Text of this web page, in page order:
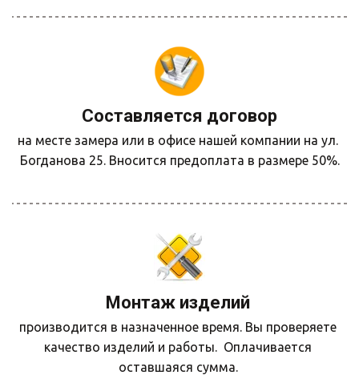
Составляется договор
на месте замера или в офисе нашей компании на ул.
Богданова 25. Вносится предоплата в размере 50%.
Монтаж изделий
производится в назначенное время. Вы проверяете
качество изделий и работы.  Оплачивается
оставшаяся сумма.